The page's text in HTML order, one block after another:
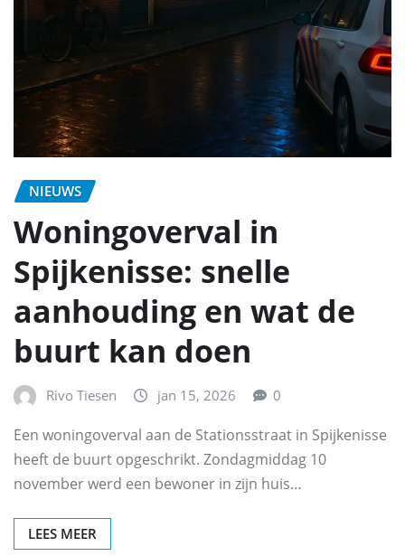
NIEUWS
Woningoverval in
Spijkenisse: snelle
aanhouding en wat de
buurt kan doen
Rivo Tiesen jan 15, 2026 0
Een woningoverval aan de Stationsstraat in Spijkenisse
heeft de buurt opgeschrikt. Zondagmiddag 10
november werd een bewoner in zijn huis…
LEES MEER